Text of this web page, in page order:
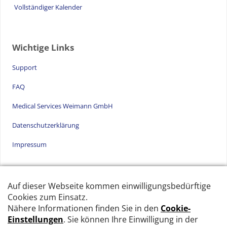
Vollständiger Kalender
Wichtige Links
Support
FAQ
Medical Services Weimann GmbH
Datenschutzerklärung
Impressum
Medical Services Weimann GmbH
Am Pfisterhölzli 25, CH-8606 Greifensee
Tel: +41 32 510 75 67